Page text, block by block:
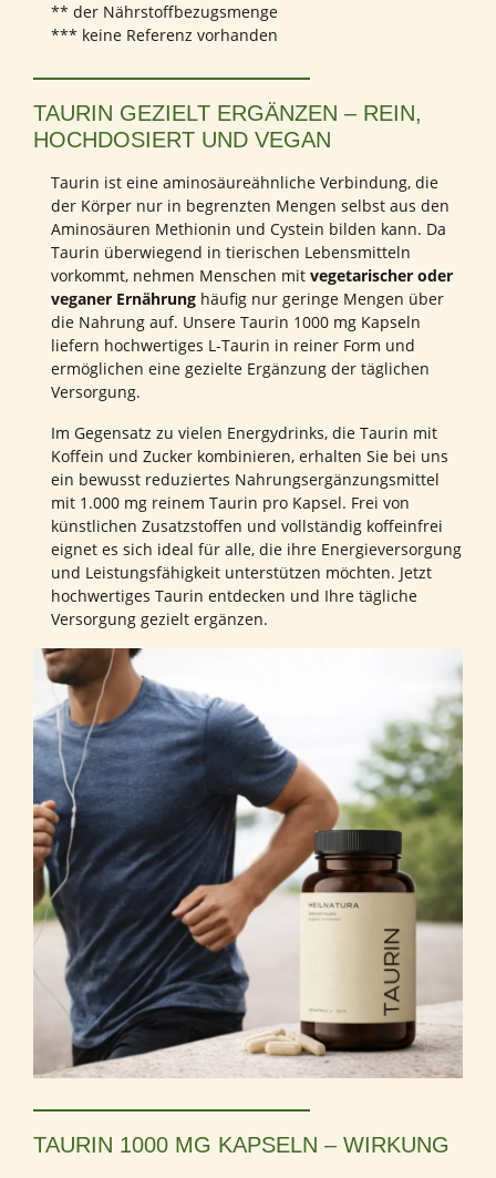
** der Nährstoffbezugsmenge
*** keine Referenz vorhanden
TAURIN GEZIELT ERGÄNZEN – REIN,
HOCHDOSIERT UND VEGAN
Taurin ist eine aminosäureähnliche Verbindung, die
der Körper nur in begrenzten Mengen selbst aus den
Aminosäuren Methionin und Cystein bilden kann. Da
Taurin überwiegend in tierischen Lebensmitteln
vorkommt, nehmen Menschen mit vegetarischer oder
veganer Ernährung häufig nur geringe Mengen über
die Nahrung auf. Unsere Taurin 1000 mg Kapseln
liefern hochwertiges L-Taurin in reiner Form und
ermöglichen eine gezielte Ergänzung der täglichen
Versorgung.
Im Gegensatz zu vielen Energydrinks, die Taurin mit
Koffein und Zucker kombinieren, erhalten Sie bei uns
ein bewusst reduziertes Nahrungsergänzungsmittel
mit 1.000 mg reinem Taurin pro Kapsel. Frei von
künstlichen Zusatzstoffen und vollständig koffeinfrei
eignet es sich ideal für alle, die ihre Energieversorgung
und Leistungsfähigkeit unterstützen möchten. Jetzt
hochwertiges Taurin entdecken und Ihre tägliche
Versorgung gezielt ergänzen.
TAURIN 1000 MG KAPSELN – WIRKUNG